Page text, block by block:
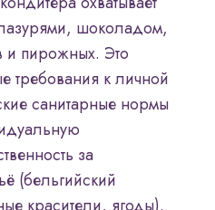
шоколадом,
и пирожных. Это
требования к личной
санитарные нормы
за
(бельгийский